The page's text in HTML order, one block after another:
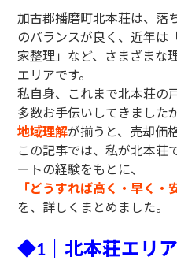
加古郡播磨町北本荘は、落
のバランスが良く、近年は
家整理」など、さまざまな
エリアです。
私自身、これまで北本荘の
多数お手伝いしてきました
地域理解が揃うと、売却価
この記事では、私が北本荘
ートの経験をもとに、
「どうすれば高く・早く・
を、詳しくまとめました。
◆1 ｜北本荘エリ